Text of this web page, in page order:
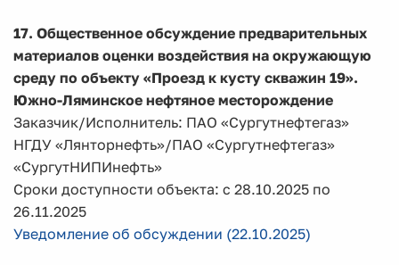
17. Общественное обсуждение предварительных
материалов оценки воздействия на окружающую
среду по объекту «Проезд к кусту скважин 19».
Южно-Ляминское нефтяное месторождение
Заказчик/Исполнитель: ПАО «Сургутнефтегаз»
НГДУ «Лянторнефть»/ПАО «Сургутнефтегаз»
«СургутНИПИнефть»
Сроки доступности объекта: с 28.10.2025 по
26.11.2025
Уведомление об обсуждении (22.10.2025)